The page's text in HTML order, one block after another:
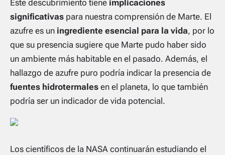
Este descubrimiento tiene implicaciones
significativas para nuestra comprensión de Marte. El
azufre es un ingrediente esencial para la vida, por lo
que su presencia sugiere que Marte pudo haber sido
un ambiente más habitable en el pasado. Además, el
hallazgo de azufre puro podría indicar la presencia de
fuentes hidrotermales en el planeta, lo que también
podría ser un indicador de vida potencial.
Los científicos de la NASA continuarán estudiando el